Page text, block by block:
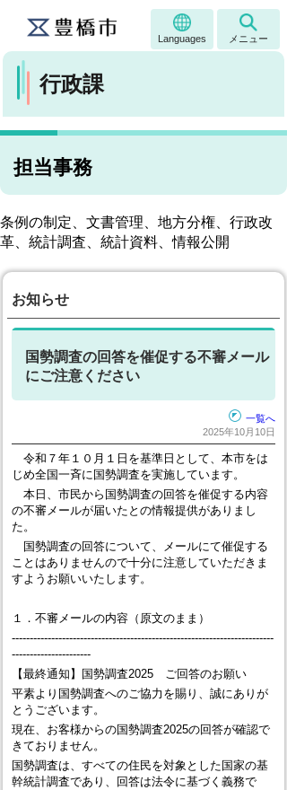
Languages メニュー
行政課
担当事務
条例の制定、文書管理、地方分権、行政改
革、統計調査、統計資料、情報公開
お知らせ
国勢調査の回答を催促する不審メール
にご注意ください
一覧へ
2025年10月10日
令和７年１０月１日を基準日として、本市をは
じめ全国一斉に国勢調査を実施しています。
本日、市民から国勢調査の回答を催促する内容
の不審メールが届いたとの情報提供がありまし
た。
国勢調査の回答について、メールにて催促する
ことはありませんので十分に注意していただきま
すようお願いいたします。
１．不審メールの内容（原文のまま）
-------------------------------------------------------------------------
----------------------
【最終通知】国勢調査2025 ご回答のお願い
平素より国勢調査へのご協力を賜り、誠にありが
とうございます。
現在、お客様からの国勢調査2025の回答が確認で
きておりません。
国勢調査は、すべての住民を対象とした国家の基
幹統計調査であり、回答は法令に基づく義務で